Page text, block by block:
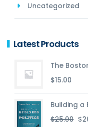
Uncategorized
Latest Products
The
$15.00
Building a
$25.00 Le
$